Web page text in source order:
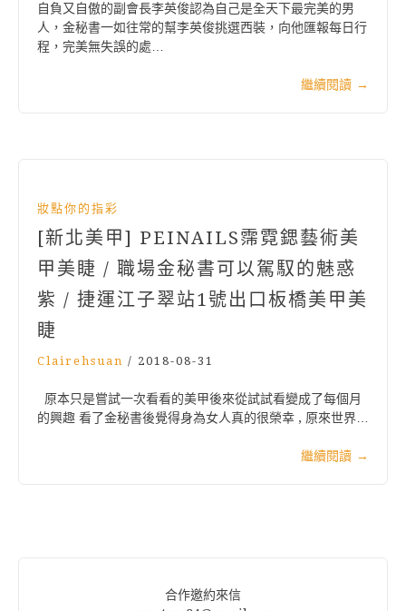
自負又自傲的副會長李英俊認為自己是全天下最完美的男
人，金秘書一如往常的幫李英俊挑選西裝，向他匯報每日行
程，完美無失誤的處…
繼續閱讀 →
妝點你的指彩
[新北美甲] PEINAILS霈霓鍶藝術美
甲美睫 / 職場金秘書可以駕馭的魅惑
紫 / 捷運江子翠站1號出口板橋美甲美
睫
Clairehsuan / 2018-08-31
原本只是嘗試一次看看的美甲後來從試試看變成了每個月
的興趣 看了金秘書後覺得身為女人真的很榮幸 , 原來世界…
繼續閱讀 →
合作邀約來信